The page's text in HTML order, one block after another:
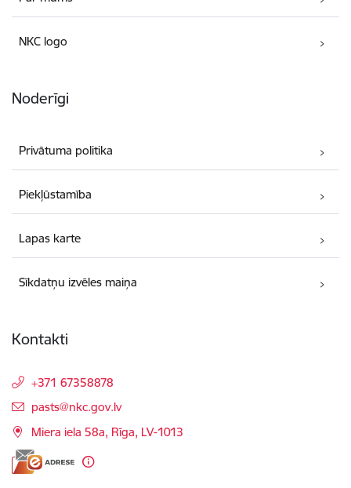
NKC logo
Noderīgi
Privātuma politika
Piekļūstamība
Lapas karte
Sīkdatņu izvēles maiņa
Kontakti
+371 67358878
E-pasts:
pasts@nkc.gov.lv
Miera iela 58a, Rīga, LV-1013